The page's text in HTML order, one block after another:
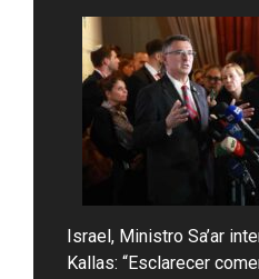
Israel, Ministro Sa’ar
Kallas: “Esclarecer